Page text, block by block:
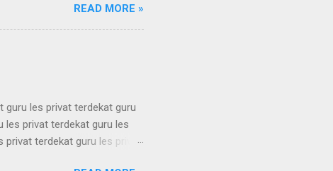
ui bimbel simak ui bimbel
simak ui bimbel simak ui
bimbel simak ui bimbel
simak u...
READ MORE »
guru les privat terdekat guru
les privat terdekat guru les
privat terdekat guru les privat